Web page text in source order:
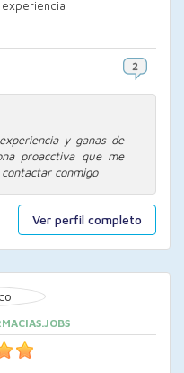
Ver perfil completo
y ganas de
proacctiva que me
conmigo